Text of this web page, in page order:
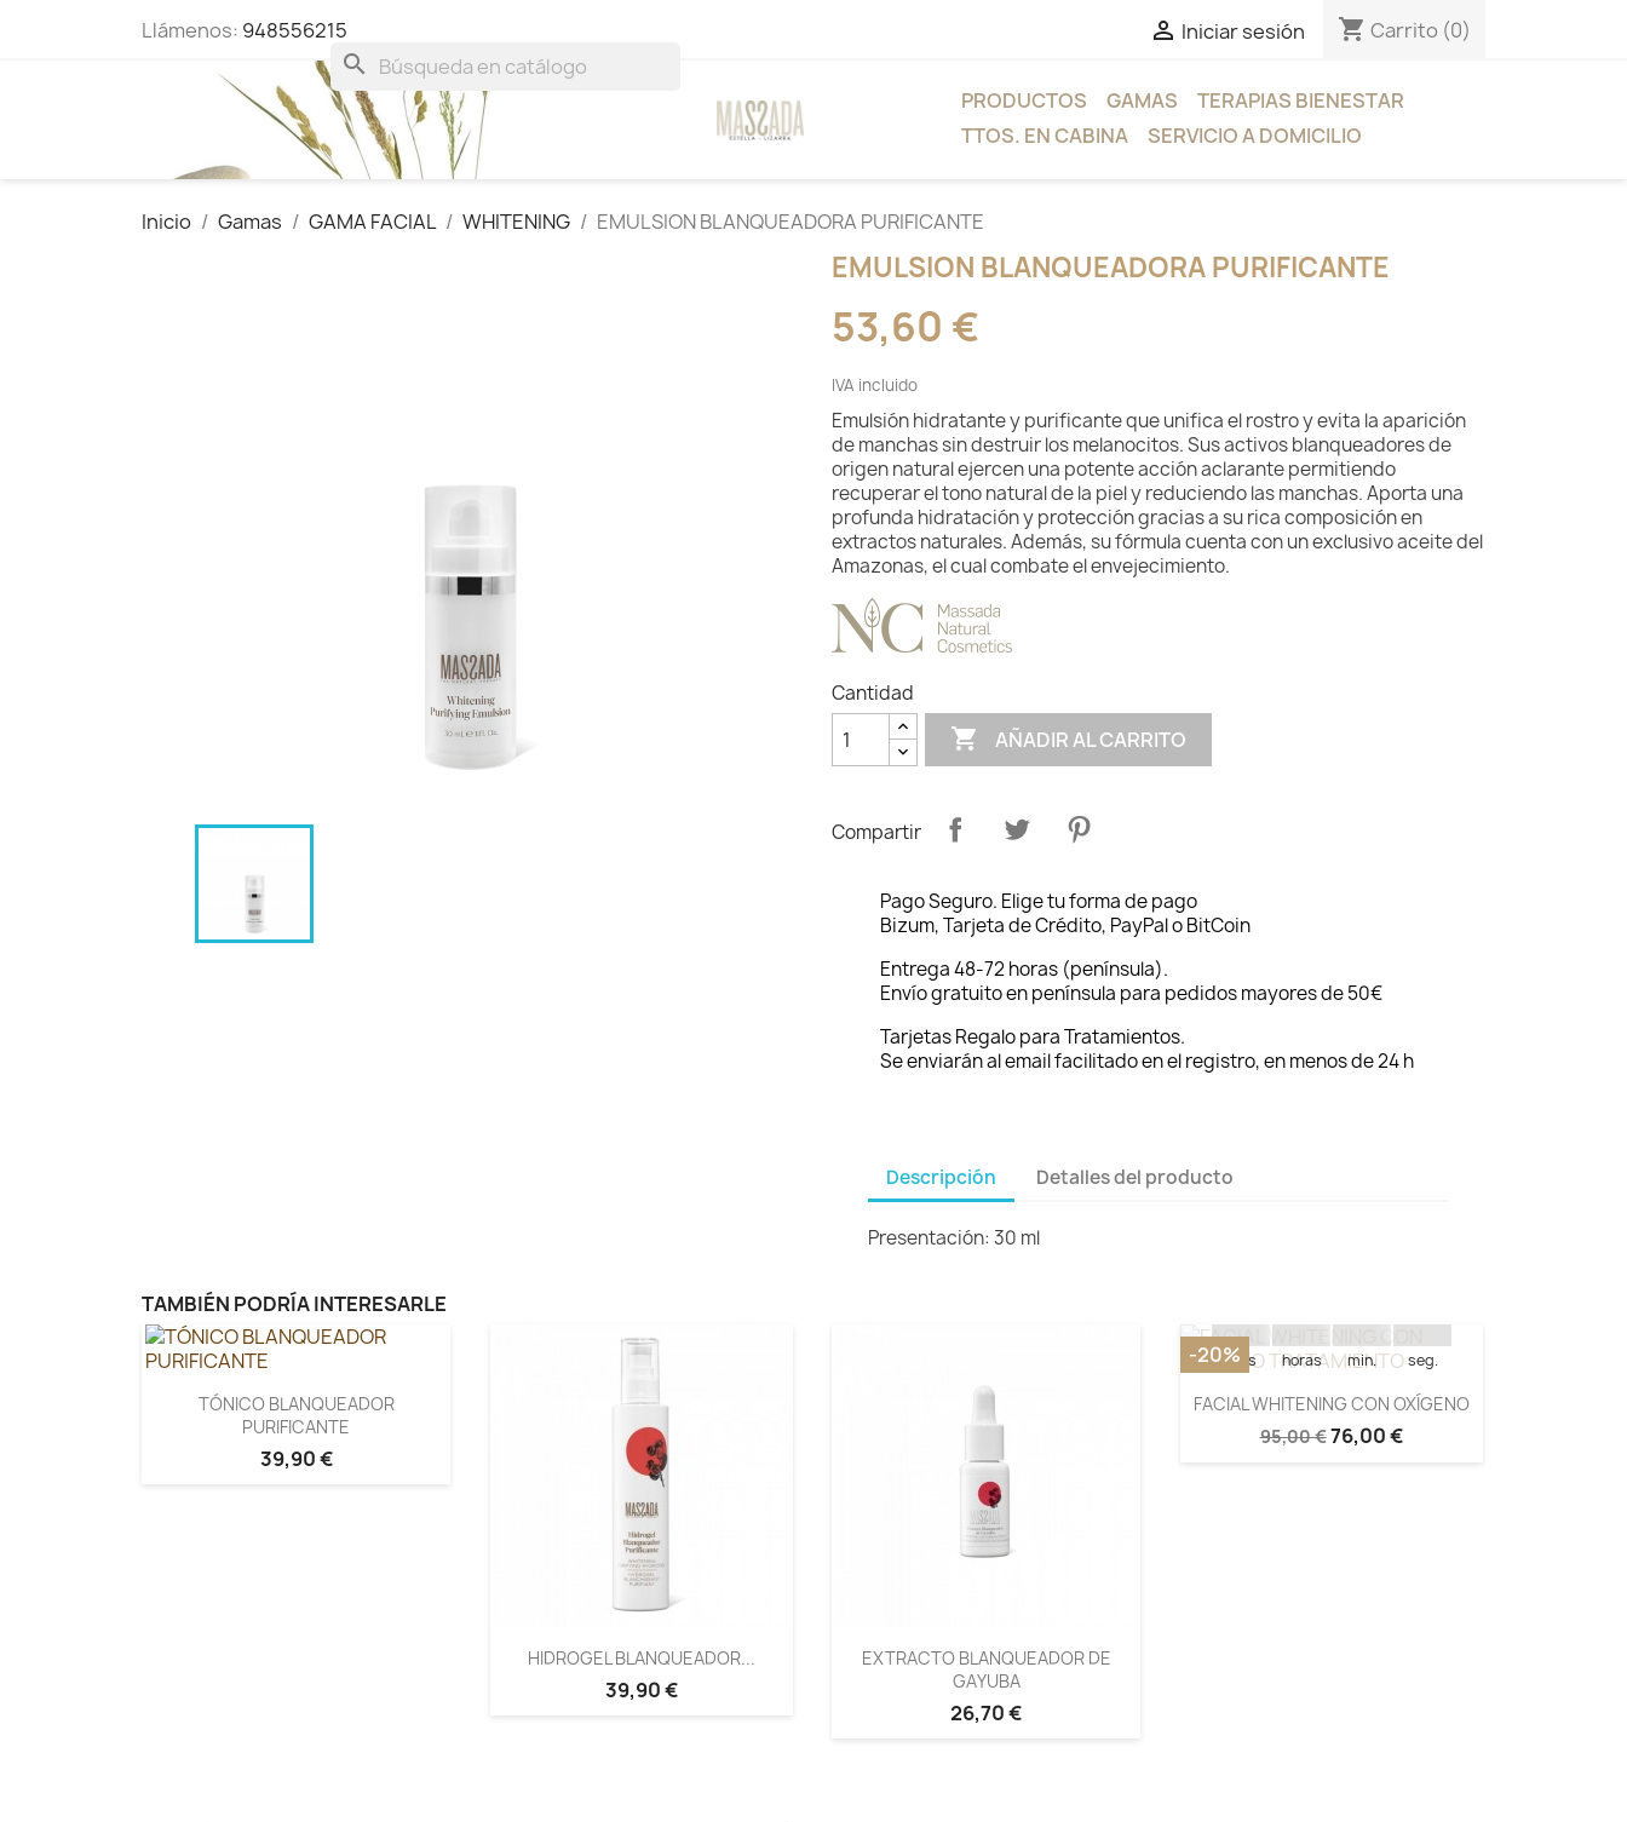
Llámenos: 948556215
search
 Iniciar sesión shopping_cart Carrito (0)
PRODUCTOS GAMAS
TERAPIAS BIENESTAR
TTOS. EN CABINA
SERVICIO A DOMICILIO
Inicio Gamas GAMA FACIAL WHITENING EMULSION BLANQUEADORA PURIFICANTE
EMULSION BLANQUEADORA PURIFICANTE
53,60 €
IVA incluido
Emulsión hidratante y purificante que unifica el rostro y evita la aparición
de manchas sin destruir los melanocitos. Sus activos blanqueadores de
origen natural ejercen una potente acción aclarante permitiendo
recuperar el tono natural de la piel y reduciendo las manchas. Aporta una
profunda hidratación y protección gracias a su rica composición en
extractos naturales. Además, su fórmula cuenta con un exclusivo aceite del
Amazonas, el cual combate el envejecimiento.
Cantidad
 AÑADIR AL CARRITO
Compartir
Pago Seguro. Elige tu forma de pago
Bizum, Tarjeta de Crédito, PayPal o BitCoin
Entrega 48-72 horas (península).
Envío gratuito en península para pedidos mayores de 50€
Tarjetas Regalo para Tratamientos.
Se enviarán al email facilitado en el registro, en menos de 24 h
Descripción Detalles del producto
Presentación: 30 ml
TAMBIÉN PODRÍA INTERESARLE
TÓNICO BLANQUEADOR
PURIFICANTE
39,90 €
HIDROGEL BLANQUEADOR...
39,90 €
EXTRACTO BLANQUEADOR DE
GAYUBA
26,70 €
días horas min. seg.
FACIAL WHITENING CON OXÍGENO
95,00 €76,00 €
-20%